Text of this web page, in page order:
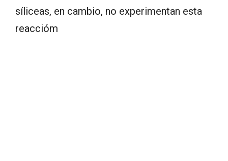
síliceas, en cambio, no experimentan esta
reaccióm